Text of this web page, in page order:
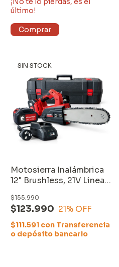
último!
SIN STOCK
Motosierra Inalámbrica
12" Brushless, 21V Linea
cargador
$123.990
$155.990
21% OFF
$111.591 con Transferencia
o depósito bancario